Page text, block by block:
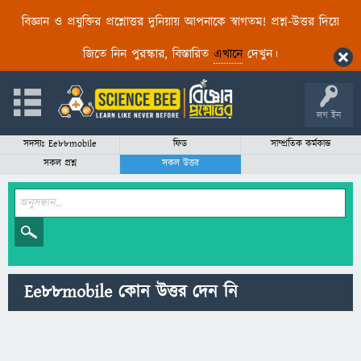
বিজ্ঞান ও প্রযুক্তির প্রশ্নোত্তর দুনিয়ায় আপনাকে স্বাগতম! প্রশ্ন-উত্তর দিয়ে
জিতে নিন পুরস্কার, বিস্তারিত এখানেদেখুন।
লগ ইন
সদস্যঃ Ee88mobile ফিড
সাম্প্রতিক কর্মকান্ড
সকল প্রশ্ন
সকল উত্তর
Ee88mobile কোন উত্তর দেন নি